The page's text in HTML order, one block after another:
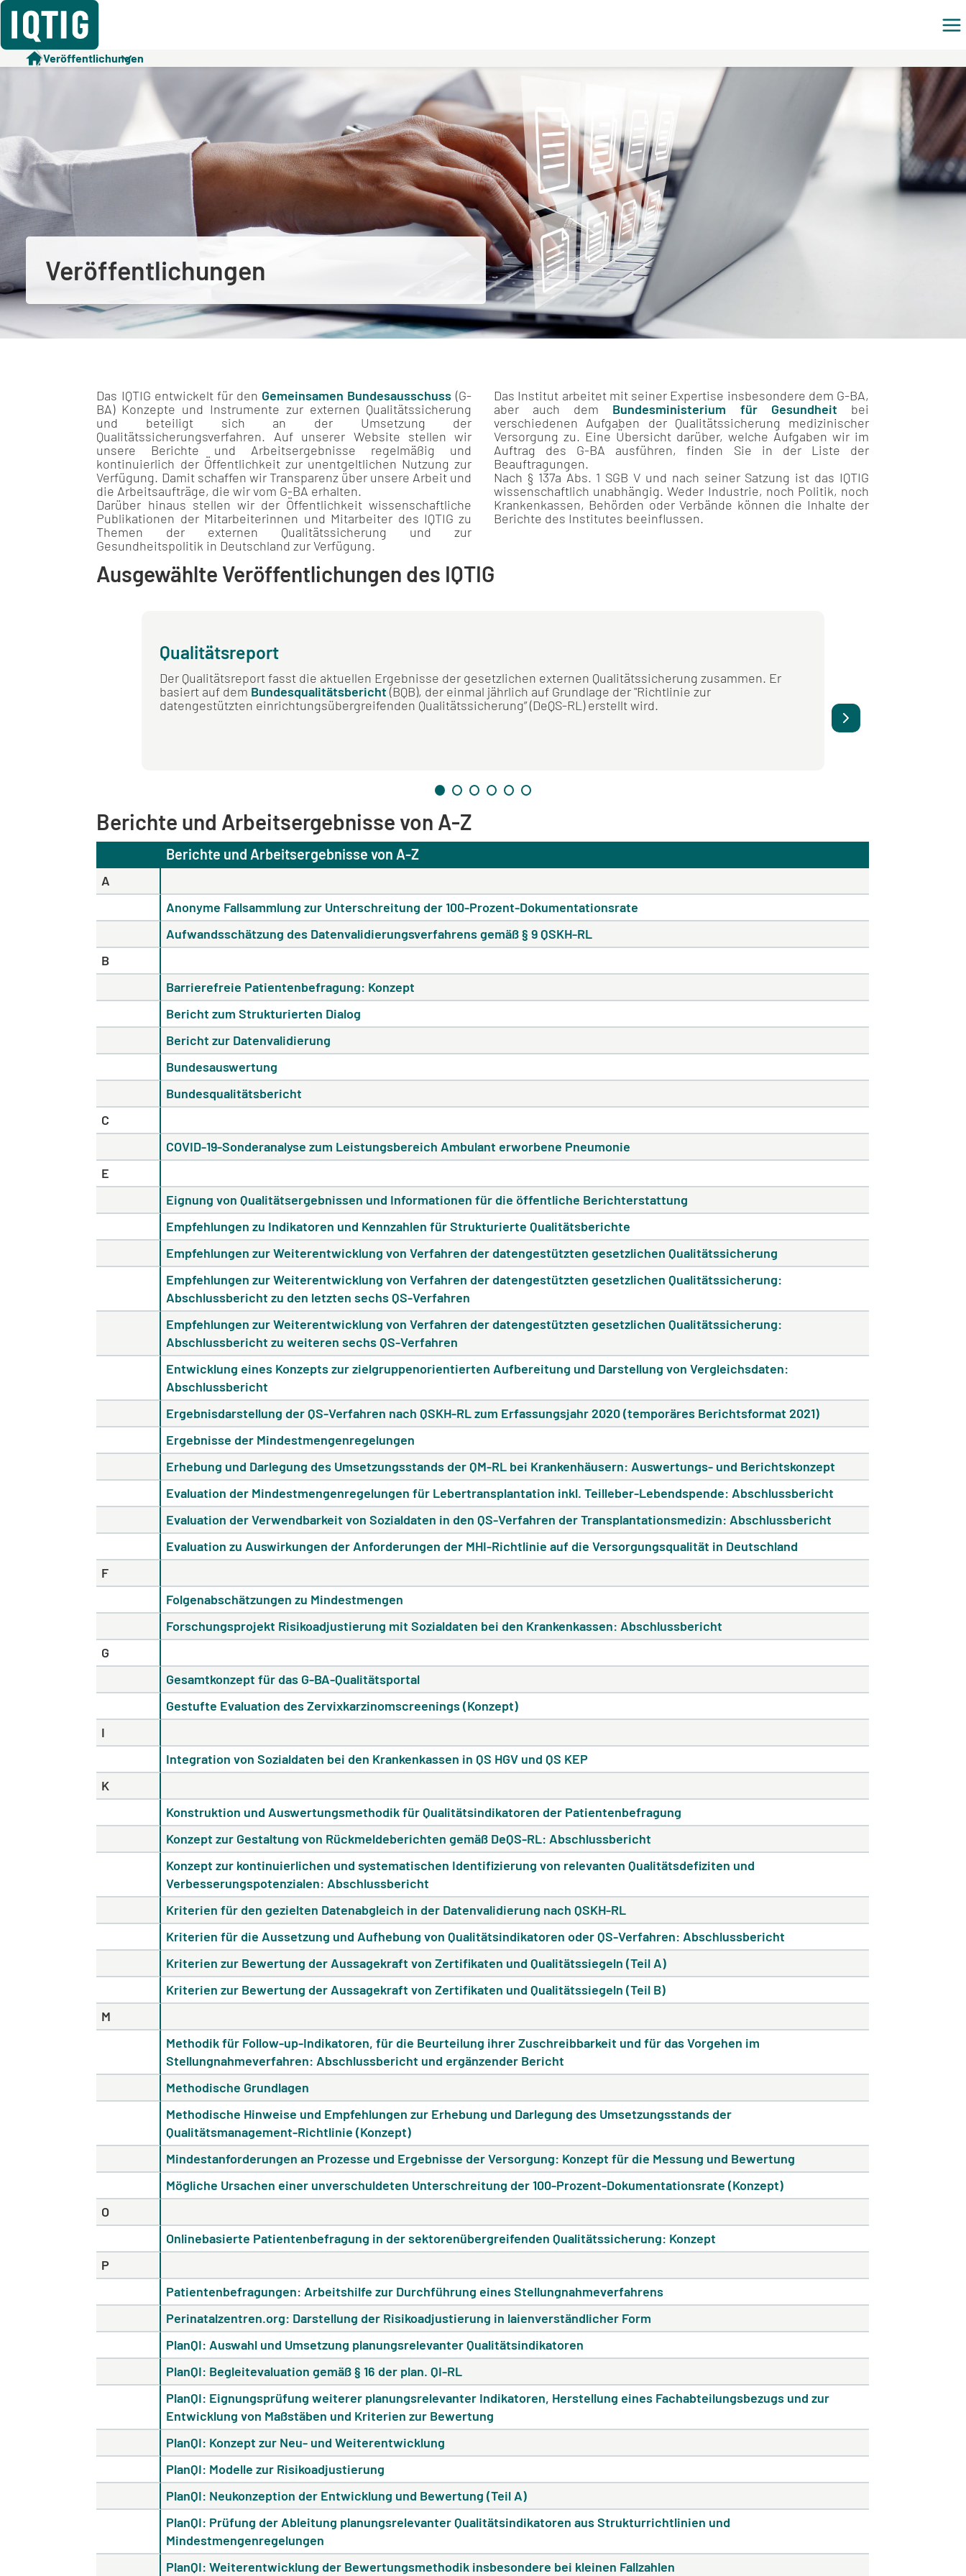
Veröffentlichungen
Veröffentlichungen
Das IQTIG entwickelt für den Gemeinsamen Bundesausschuss (G-
BA) Konzepte und Instrumente zur externen Qualitätssicherung
und beteiligt sich an der Umsetzung der
Qualitätssicherungsverfahren. Auf unserer Website stellen wir
unsere Berichte und Arbeitsergebnisse regelmäßig und
kontinuierlich der Öffentlichkeit zur unentgeltlichen Nutzung zur
Verfügung. Damit schaffen wir Transparenz über unsere Arbeit und
die Arbeitsaufträge, die wir vom G-BA erhalten.
Darüber hinaus stellen wir der Öffentlichkeit wissenschaftliche
Publikationen der Mitarbeiterinnen und Mitarbeiter des IQTIG zu
Themen der externen Qualitätssicherung und zur
Gesundheitspolitik in Deutschland zur Verfügung.
Das Institut arbeitet mit seiner Expertise insbesondere dem G-BA,
aber auch dem Bundesministerium für Gesundheit bei
verschiedenen Aufgaben der Qualitätssicherung medizinischer
Versorgung zu. Eine Übersicht darüber, welche Aufgaben wir im
Auftrag des G-BA ausführen, finden Sie in der Liste der
Beauftragungen.
Nach § 137a Abs. 1 SGB V und nach seiner Satzung ist das IQTIG
wissenschaftlich unabhängig. Weder Industrie, noch Politik, noch
Krankenkassen, Behörden oder Verbände können die Inhalte der
Berichte des Institutes beeinflussen.
Ausgewählte Veröffentlichungen des IQTIG
Qualitätsreport
Der Qualitätsreport fasst die aktuellen Ergebnisse der gesetzlichen externen Qualitätssicherung zusammen. Er
basiert auf dem Bundesqualitätsbericht (BQB), der einmal jährlich auf Grundlage der "Richtlinie zur
datengestützten einrichtungsübergreifenden Qualitätssicherung” (DeQS-RL) erstellt wird.
Gemeinsamen
Berichte und Arbeitsergebnisse von A-Z
Berichte und Arbeitsergebnisse von A-Z
A
Anonyme Fallsammlung zur Unterschreitung der 100-Prozent-Dokumentationsrate
Aufwandsschätzung des Datenvalidierungsverfahrens gemäß § 9 QSKH-RL
B
Barrierefreie Patientenbefragung: Konzept
Bericht zum Strukturierten Dialog
Bericht zur Datenvalidierung
Bundesauswertung
Bundesqualitätsbericht
C
COVID-19-Sonderanalyse zum Leistungsbereich Ambulant erworbene Pneumonie
E
Eignung von Qualitätsergebnissen und Informationen für die öffentliche Berichterstattung
Empfehlungen zu Indikatoren und Kennzahlen für Strukturierte Qualitätsberichte
Empfehlungen zur Weiterentwicklung von Verfahren der datengestützten gesetzlichen Qualitätssicherung
Empfehlungen zur Weiterentwicklung von Verfahren der datengestützten gesetzlichen Qualitätssicherung:
Abschlussbericht zu den letzten sechs QS-Verfahren
Empfehlungen zur Weiterentwicklung von Verfahren der datengestützten gesetzlichen Qualitätssicherung:
Abschlussbericht zu weiteren sechs QS-Verfahren
Entwicklung eines Konzepts zur zielgruppenorientierten Aufbereitung und Darstellung von Vergleichsdaten:
Abschlussbericht
Ergebnisdarstellung der QS-Verfahren nach QSKH-RL zum Erfassungsjahr 2020 (temporäres Berichtsformat 2021)
Ergebnisse der Mindestmengenregelungen
Erhebung und Darlegung des Umsetzungsstands der QM-RL bei Krankenhäusern: Auswertungs- und Berichtskonzept
Evaluation der Mindestmengenregelungen für Lebertransplantation inkl. Teilleber-Lebendspende: Abschlussbericht
Evaluation der Verwendbarkeit von Sozialdaten in den QS-Verfahren der Transplantationsmedizin: Abschlussbericht
Evaluation zu Auswirkungen der Anforderungen der MHI-Richtlinie auf die Versorgungsqualität in Deutschland
F
Folgenabschätzungen zu Mindestmengen
Forschungsprojekt Risikoadjustierung mit Sozialdaten bei den Krankenkassen: Abschlussbericht
G
Gesamtkonzept für das G-BA-Qualitätsportal
Gestufte Evaluation des Zervixkarzinomscreenings (Konzept)
I
Integration von Sozialdaten bei den Krankenkassen in QS HGV und QS KEP
K
Konstruktion und Auswertungsmethodik für Qualitätsindikatoren der Patientenbefragung
Konzept zur Gestaltung von Rückmeldeberichten gemäß DeQS-RL: Abschlussbericht
Konzept zur kontinuierlichen und systematischen Identifizierung von relevanten Qualitätsdefiziten und
Verbesserungspotenzialen: Abschlussbericht
Kriterien für den gezielten Datenabgleich in der Datenvalidierung nach QSKH-RL
Kriterien für die Aussetzung und Aufhebung von Qualitätsindikatoren oder QS-Verfahren: Abschlussbericht
Kriterien zur Bewertung der Aussagekraft von Zertifikaten und Qualitätssiegeln (Teil A)
Kriterien zur Bewertung der Aussagekraft von Zertifikaten und Qualitätssiegeln (Teil B)
M
Methodik für Follow-up-Indikatoren, für die Beurteilung ihrer Zuschreibbarkeit und für das Vorgehen im
Stellungnahmeverfahren: Abschlussbericht und ergänzender Bericht
Methodische Grundlagen
Methodische Hinweise und Empfehlungen zur Erhebung und Darlegung des Umsetzungsstands der
Qualitätsmanagement-Richtlinie (Konzept)
Mindestanforderungen an Prozesse und Ergebnisse der Versorgung: Konzept für die Messung und Bewertung
Mögliche Ursachen einer unverschuldeten Unterschreitung der 100-Prozent-Dokumentationsrate (Konzept)
O
Onlinebasierte Patientenbefragung in der sektorenübergreifenden Qualitätssicherung: Konzept
P
Patientenbefragungen: Arbeitshilfe zur Durchführung eines Stellungnahmeverfahrens
Perinatalzentren.org: Darstellung der Risikoadjustierung in laienverständlicher Form
PlanQI: Auswahl und Umsetzung planungsrelevanter Qualitätsindikatoren
PlanQI: Begleitevaluation gemäß § 16 der plan. QI-RL
PlanQI: Eignungsprüfung weiterer planungsrelevanter Indikatoren, Herstellung eines Fachabteilungsbezugs und zur
Entwicklung von Maßstäben und Kriterien zur Bewertung
PlanQI: Konzept zur Neu- und Weiterentwicklung
PlanQI: Modelle zur Risikoadjustierung
PlanQI: Neukonzeption der Entwicklung und Bewertung (Teil A)
PlanQI: Prüfung der Ableitung planungsrelevanter Qualitätsindikatoren aus Strukturrichtlinien und
Mindestmengenregelungen
PlanQI: Weiterentwicklung der Bewertungsmethodik insbesondere bei kleinen Fallzahlen